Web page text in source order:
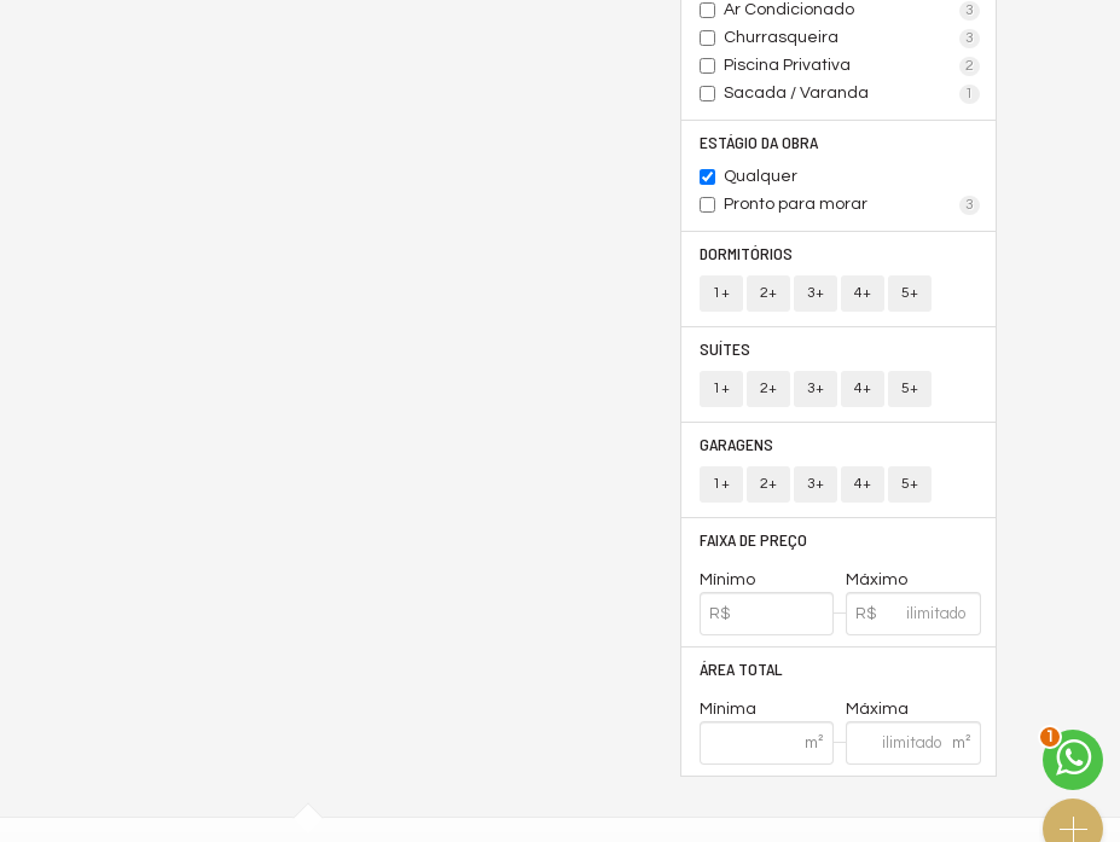
Ar Condicionado
3
Churrasqueira 3
Piscina Privativa 2
Sacada / Varanda 1
ESTÁGIO DA OBRA
Qualquer
Pronto para morar
3
DORMITÓRIOS
1+ 2+ 3+ 4+ 5+
SUÍTES
1+ 2+ 3+ 4+ 5+
GARAGENS
1+ 2+ 3+ 4+ 5+
FAIXA DE PREÇO
Mínimo Máximo
ÁREA TOTAL
Mínima Máxima
2